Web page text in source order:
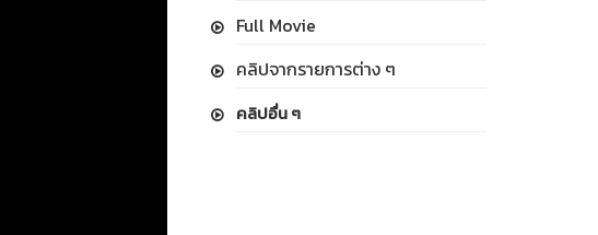
Full Movie
คลิปจากรายการต่าง ๆ
คลิปอื่น ๆ